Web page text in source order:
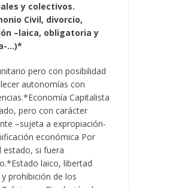
y colectivos.
Civil, divorcio,
–laica, obligatoria y
…)*
pero con posibilidad
autonomías con
Capitalista
pero con carácter
–sujeta a expropiación-
económica Por
estado, si fuera
laico, libertad
prohibición de los